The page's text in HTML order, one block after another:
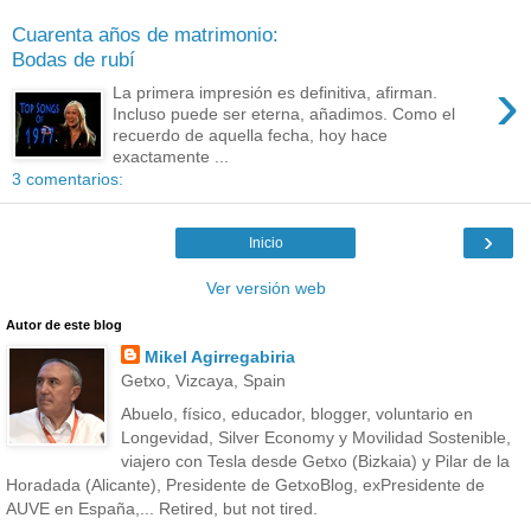
Cuarenta años de matrimonio:
Bodas de rubí
›
La primera impresión es definitiva, afirman.
Incluso puede ser eterna, añadimos. Como el
recuerdo de aquella fecha, hoy hace
exactamente ...
3 comentarios:
›
Inicio
Ver versión web
Autor de este blog
Mikel Agirregabiria
Getxo, Vizcaya, Spain
Abuelo, físico, educador, blogger, voluntario en
Longevidad, Silver Economy y Movilidad Sostenible,
viajero con Tesla desde Getxo (Bizkaia) y Pilar de la
Horadada (Alicante), Presidente de GetxoBlog, exPresidente de
AUVE en España,... Retired, but not tired.